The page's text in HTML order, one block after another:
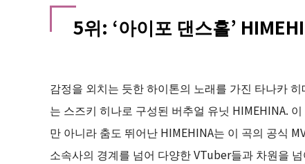
5위: ‘아이포 댄스홀’
감정을 외치는 듯한 하이톤의 노래를 가진 타나카
는 스즈키 히나로 구성된 버추얼 유닛 HIMEHINA.
만 아니라 춤도 뛰어난 HIMEHINA는 이 곡의 공식
소속사의 경계를 넘어 다양한 VTuber들과 차원을